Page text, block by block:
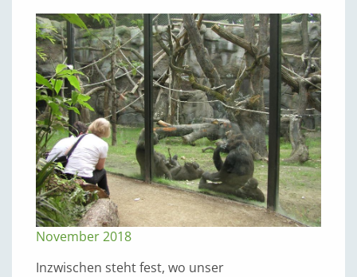
November 2018
Inzwischen steht fest, wo unser